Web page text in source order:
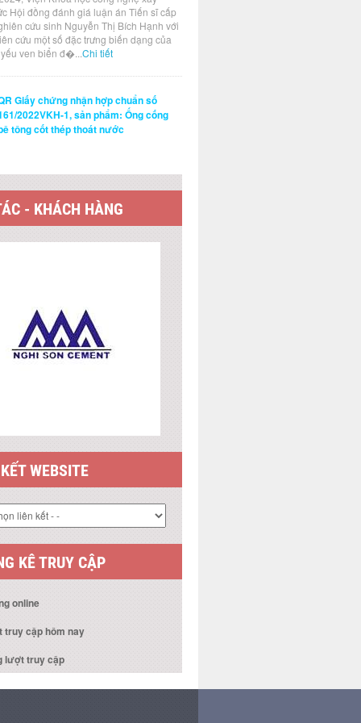
Hội đồng đánh giá luận án Tiến sĩ cấp
cứu sinh Nguyễn Thị Bích Hạnh với
cứu một số đặc trưng biến dạng của
ven biển đ�...Chi tiết
Giấy chứng nhận hợp chuẩn số
2022VKH-1, sản phẩm: Ống cống
tông cốt thép thoát nước
- KHÁCH HÀNG
WEBSITE
KÊ TRUY CẬP
online
truy cập hôm nay
lượt truy cập